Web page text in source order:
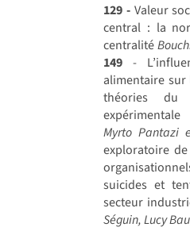
129 -Valeur
central : la
centralité
149 -
alimentaire
théories
Myrto Pantazi
exploratoire
suicides et
secteur
Séguin, Lucy